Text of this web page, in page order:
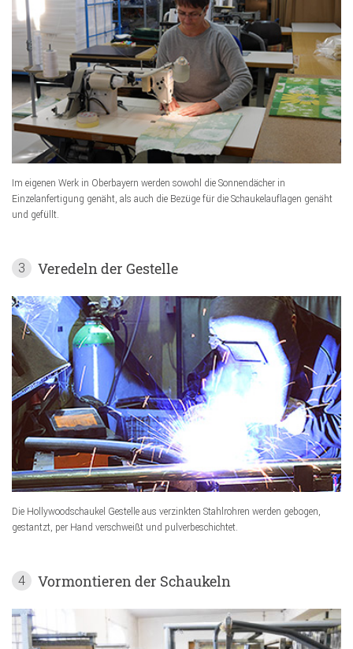
Im eigenen Werk in Oberbayern werden sowohl die Sonnendächer in
Einzelanfertigung genäht, als auch die Bezüge für die Schaukelauflagen genäht
und gefüllt.
3 Veredeln der Gestelle
Die Hollywoodschaukel Gestelle aus verzinkten Stahlrohren werden gebogen,
gestantzt, per Hand verschweißt und pulverbeschichtet.
4 Vormontieren der Schaukeln